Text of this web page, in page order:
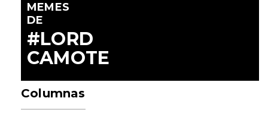
MEMES
DE
#LORD
CAMOTE
Columnas